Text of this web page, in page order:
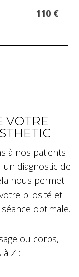
110 €
VOTRE
à nos patients
un diagnostic de
nous permet
pilosité et
optimale.
ou corps,
Z :